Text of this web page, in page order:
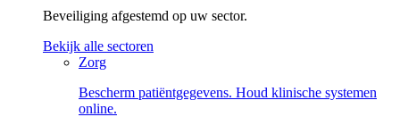
Beveiliging afgestemd op uw sector.
Bekijk alle sectoren
Zorg
Bescherm patiëntgegevens. Houd klinische systemen
online.